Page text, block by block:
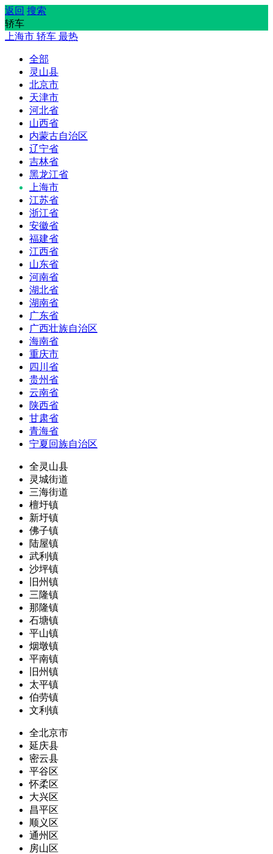
返回 搜索
轿车
上海市 轿车 最热
全部
灵山县
北京市
天津市
河北省
山西省
内蒙古自治区
辽宁省
吉林省
黑龙江省
上海市
江苏省
浙江省
安徽省
福建省
江西省
山东省
河南省
湖北省
湖南省
广东省
广西壮族自治区
海南省
重庆市
四川省
贵州省
云南省
陕西省
甘肃省
青海省
宁夏回族自治区
全灵山县
灵城街道
三海街道
檀圩镇
新圩镇
佛子镇
陆屋镇
武利镇
沙坪镇
旧州镇
三隆镇
那隆镇
石塘镇
平山镇
烟墩镇
平南镇
旧州镇
太平镇
伯劳镇
文利镇
全北京市
延庆县
密云县
平谷区
怀柔区
大兴区
昌平区
顺义区
通州区
房山区